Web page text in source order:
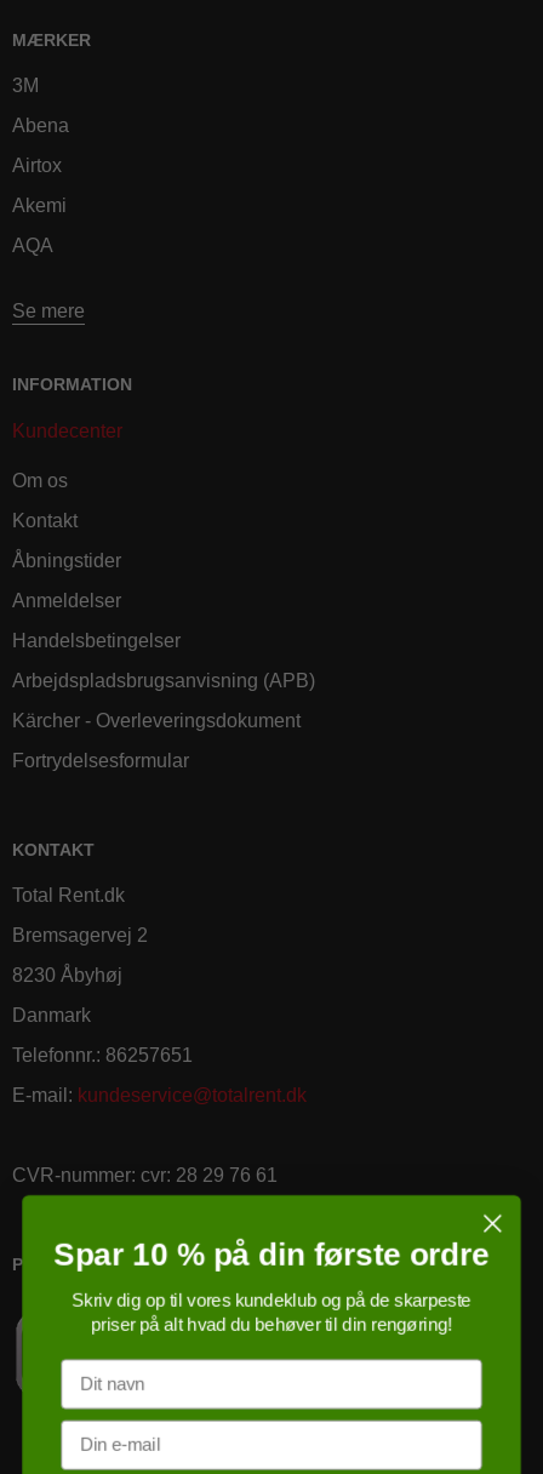
MÆRKER
3M
Abena
Airtox
Akemi
AQA
Se mere
INFORMATION
Kundecenter
Om os
Kontakt
Åbningstider
Anmeldelser
Handelsbetingelser
Arbejdspladsbrugsanvisning (APB)
Kärcher - Overleveringsdokument
Fortrydelsesformular
KONTAKT
Total Rent.dk
Bremsagervej 2
8230 Åbyhøj
Danmark
Telefonnr.: 86257651
E-mail : kundeservice@totalrent.dk
CVR-nummer: cvr: 28 29 76 61
PRICERUNNER KØBSGARANTI
Spar 10 % på din første ordre
Skriv dig op til vores kundeklub og på de skarpeste
priser på alt hvad du behøver til din rengøring!
Navn
Email